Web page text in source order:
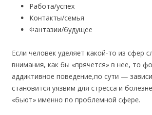
Работа/успех
Контакты/семья
Фантазии/будущее
Если человек уделяет какой-то из сфер
внимания, как бы «прячется» в нее, то
аддиктивное поведение,по сути —
становится уязвим для стресса и
«бьют» именно по проблемной сфере.